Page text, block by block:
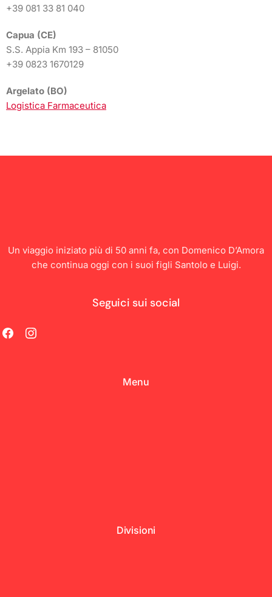
+39 081 33 81 040
Capua (CE)
S.S. Appia Km 193 – 81050
+39 0823 1670129
Argelato (BO)
Logistica Farmaceutica
Un viaggio iniziato più di 50 anni fa, con Domenico D’Amora
che continua oggi con i suoi figli Santolo e Luigi.
Seguici sui social
Menu
Divisioni